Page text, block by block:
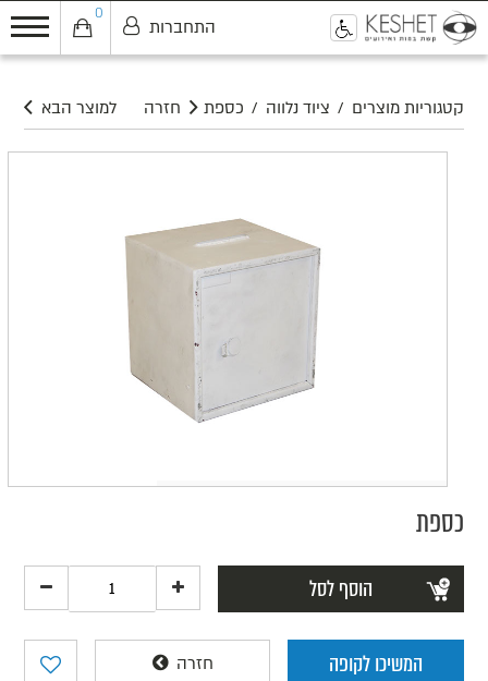
0
התחברות
קטגוריות מוצרים / ציוד נלווה / כספת למוצר הבא חזרה
כספת
הוסף לסל
המשיכו לקופה חזרה